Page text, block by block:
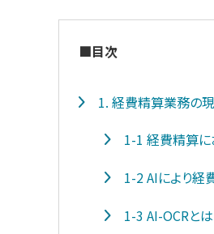
■目次
1. 経費精算業務の
1-1 経費精算に
1-2 AIにより経
1-3 AI-OCRと